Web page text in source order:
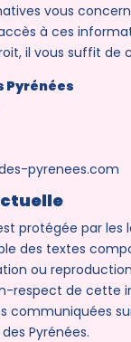
vous
à ces
il vous suffit de
Pyrénées
pyrenees.com
protégée par
des textes
ou
respect de
communiquées
Pyrénées.